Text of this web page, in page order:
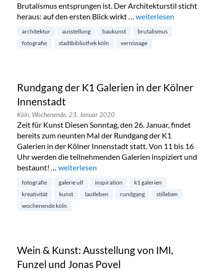
Brutalismus entsprungen ist. Der Architekturstil sticht
heraus: auf den ersten Blick wirkt … „Ästhetik und
weiterlesen
architektur ausstellung baukunst
brutalismus
fotografie
stadtbibliothek köln vernissage
Rundgang der K1 Galerien in der Kölner
Innenstadt
Köln, Wochenende, 23. Januar 2020
Zeit für Kunst Diesen Sonntag, den 26. Januar, findet
bereits zum neunten Mal der Rundgang der K1
Galerien in der Kölner Innenstadt statt. Von 11 bis 16
Uhr werden die teilnehmenden Galerien inspiziert und
bestaunt! … „Rundgang der K1 Galerien in der Kölner
weiterlesen
fotografie galerie ulf inspiration
k1 galerien
kreativität
kunst lautleben rundgang
stilleben
wochenende köln
Wein & Kunst: Ausstellung von IMI,
Funzel und Jonas Povel